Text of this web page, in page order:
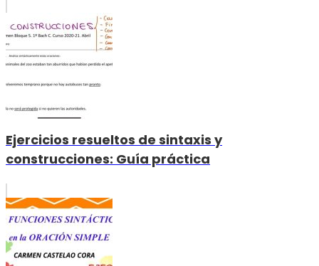
Ejercicios resueltos de sintaxis y
construcciones: Guía práctica